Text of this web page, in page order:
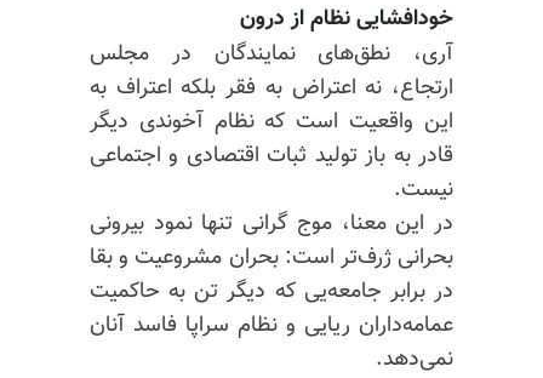
خودافشایی نظام از درون
آری، نطق‌های نمایندگان در مجلس
ارتجاع، نه اعتراض به فقر بلکه اعتراف به
این واقعیت است که نظام آخوندی دیگر
قادر به باز تولید ثبات اقتصادی و اجتماعی
نیست.
در این معنا، موج گرانی تنها نمود بیرونی
بحرانی ژرف‌تر است: بحران مشروعیت و بقا
در برابر جامعه‌یی که دیگر تن به حاکمیت
عمامه‌داران ریایی و نظام سراپا فاسد آنان
نمی‌دهد.